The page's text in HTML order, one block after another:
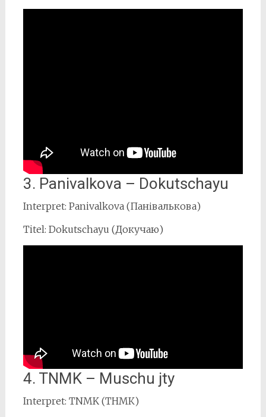
3. Panivalkova – Dokutschayu
Interpret: Panivalkova (Панівалькова)
Titel: Dokutschayu (Докучаю)
4. TNMK – Muschu jty
Interpret: TNMK (ТНМК)